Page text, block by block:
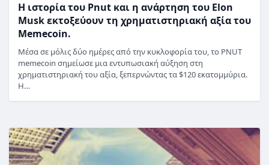
Η ιστορία του Pnut και η ανάρτηση του Elon
Musk εκτοξεύουν τη χρηματιστηριακή αξία του
Memecoin.
Μέσα σε μόλις δύο ημέρες από την κυκλοφορία του, το PNUT
memecoin σημείωσε μια εντυπωσιακή αύξηση στη
χρηματιστηριακή του αξία, ξεπερνώντας τα $120 εκατομμύρια.
Η…